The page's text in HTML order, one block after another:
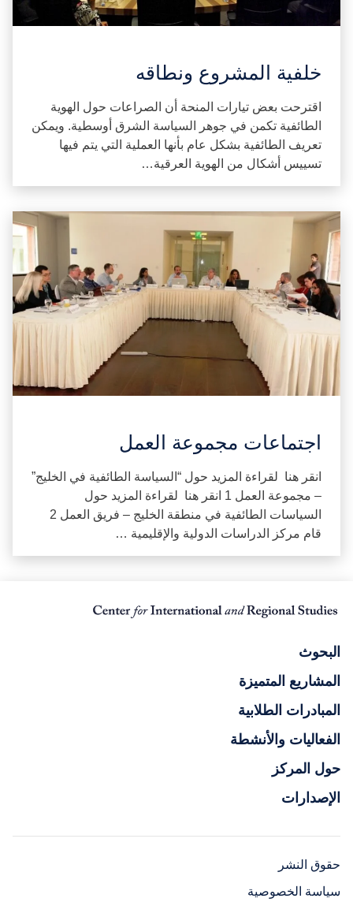
خلفية المشروع ونطاقه
اقترحت بعض تيارات المنحة أن الصراعات حول الهوية
الطائفية تكمن في جوهر السياسة الشرق أوسطية. ويمكن
تعريف الطائفية بشكل عام بأنها العملية التي يتم فيها
تسييس أشكال من الهوية العرقية…
اجتماعات مجموعة العمل
انقر هنا لقراءة المزيد حول “السياسة الطائفية في الخليج”
– مجموعة العمل 1 انقر هنا لقراءة المزيد حول
السياسات الطائفية في منطقة الخليج – فريق العمل 2
قام مركز الدراسات الدولية والإقليمية …
البحوث
المشاريع المتميزة
المبادرات الطلابية
الفعاليات والأنشطة
حول المركز
الإصدارات
حقوق النشر
سياسة الخصوصية